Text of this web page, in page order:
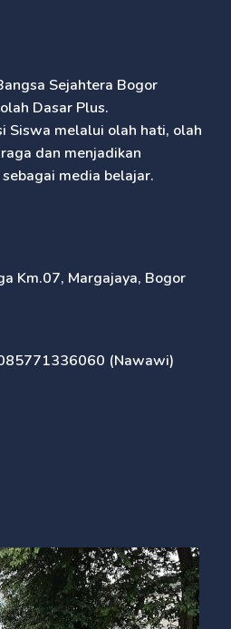
Sejahtera Bogor
Dasar Plus.
Siswa melalui olah hati, olah
dan menjadikan
media belajar.
Km.07, Margajaya, Bogor
(Nawawi)